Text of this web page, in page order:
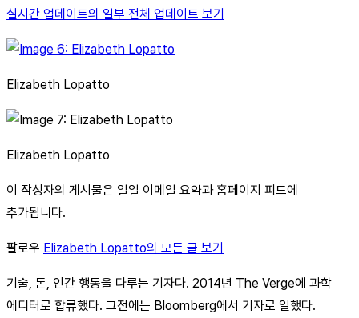
실시간 업데이트의 일부 전체 업데이트 보기
Elizabeth Lopatto
Elizabeth Lopatto
이 작성자의 게시물은 일일 이메일 요약과 홈페이지 피드에
추가됩니다.
팔로우 Elizabeth Lopatto의 모든 글 보기
기술, 돈, 인간 행동을 다루는 기자다. 2014년 The Verge에 과학
에디터로 합류했다. 그전에는 Bloomberg에서 기자로 일했다.